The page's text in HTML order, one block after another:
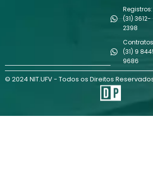
Registros:
(31) 3612-
2398
(31) 9
9686
© 2024 NIT.UFV - Todos os Direitos